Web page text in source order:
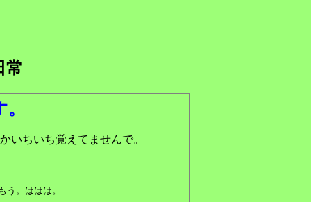
常
いちいち覚えてませんで。
。ははは。